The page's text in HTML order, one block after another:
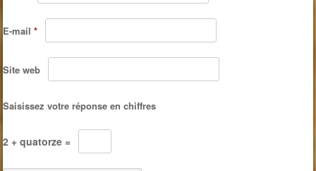
E-mail*
Site web
Saisissez votre réponse en chiffres
2 + quatorze =